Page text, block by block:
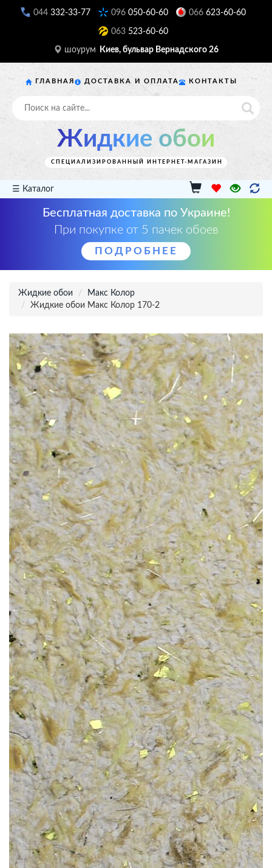
044 332-33-77 096 050-60-60 066 623-60-60
063 523-60-60
шоурум Киев, бульвар Вернадского 26
ГЛАВНАЯ ДОСТАВКА И ОПЛАТА КОНТАКТЫ
Жидкие обои
СПЕЦИАЛИЗИРОВАННЫЙ ИНТЕРНЕТ-МАГАЗИН
☰ Каталог
Бесплатная доставка по Украине!
При покупке от 5 пачек обоев
ПОДРОБНЕЕ
Жидкие обои
Макс Колор
Жидкие обои Макс Колор 170-2